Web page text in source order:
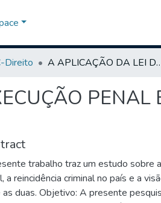
Direito A APLICAÇÃO DA LEI DE EXECUÇÃO
PENAL
trabalho traz um estudo sobre
a reincidência criminal no país e a
duas. Objetivo: A presente